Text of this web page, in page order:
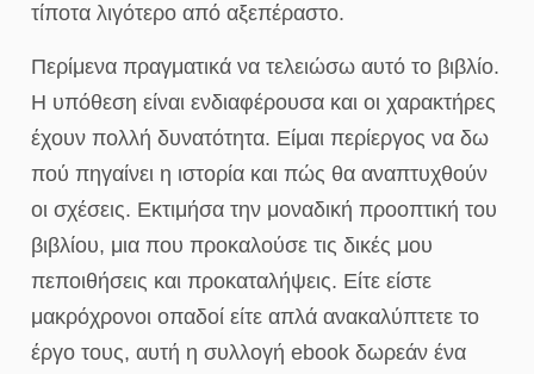
τίποτα λιγότερο από αξεπέραστο.
Περίμενα πραγματικά να τελειώσω αυτό το βιβλίο.
Η υπόθεση είναι ενδιαφέρουσα και οι χαρακτήρες
έχουν πολλή δυνατότητα. Είμαι περίεργος να δω
πού πηγαίνει η ιστορία και πώς θα αναπτυχθούν
οι σχέσεις. Εκτιμήσα την μοναδική προοπτική του
βιβλίου, μια που προκαλούσε τις δικές μου
πεποιθήσεις και προκαταλήψεις. Είτε είστε
μακρόχρονοι οπαδοί είτε απλά ανακαλύπτετε το
έργο τους, αυτή η συλλογή ebook δωρεάν ένα